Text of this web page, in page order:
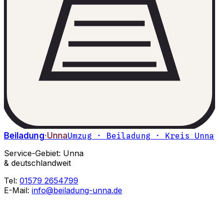
Beiladung·UnnaUmzug · Beiladung · Kreis Unna
Service-Gebiet: Unna
& deutschlandweit
Tel: 01579 2654799
E-Mail: info@beiladung-unna.de